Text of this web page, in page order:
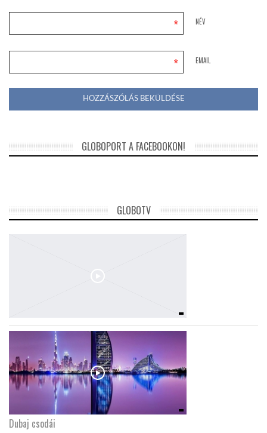
NÉV
*
EMAIL
*
GLOBOPORT A FACEBOOKON!
GLOBOTV
Dubaj csodái